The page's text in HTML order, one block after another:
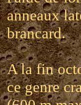
anneaux
brancard.
A la fin
ce genre